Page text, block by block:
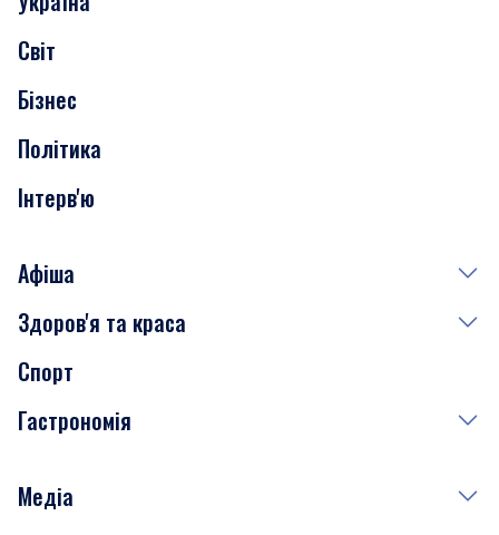
Скандали
Нерухомість
Транспорт
Світ
Бізнес
Політика
Інтерв'ю
Афіша
Сьогодні
Завтра
Субота
Здоров'я та краса
Медицина
Краса
Спорт
Гастрономія
Рецепти
Медіа